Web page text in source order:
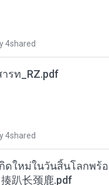
4shared
รท_RZ.pdf
4shared
ดใหม่ในวันสิ้นโลกพร้
趴长颈鹿.pdf